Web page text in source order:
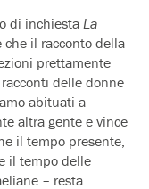
di inchiestaLa
che il racconto della
prettamente
delle donne
abituati a
altra gente e vince
il tempo presente,
il tempo delle
– resta